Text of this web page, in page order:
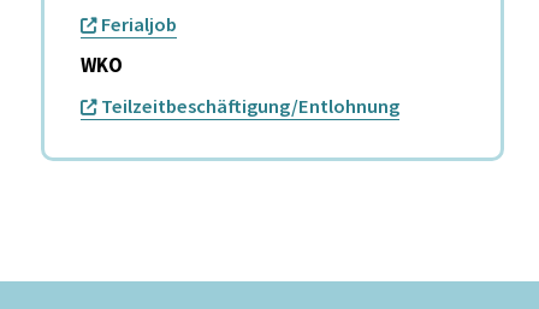
Ferialjob
WKO
Teilzeitbeschäftigung/Entlohnung